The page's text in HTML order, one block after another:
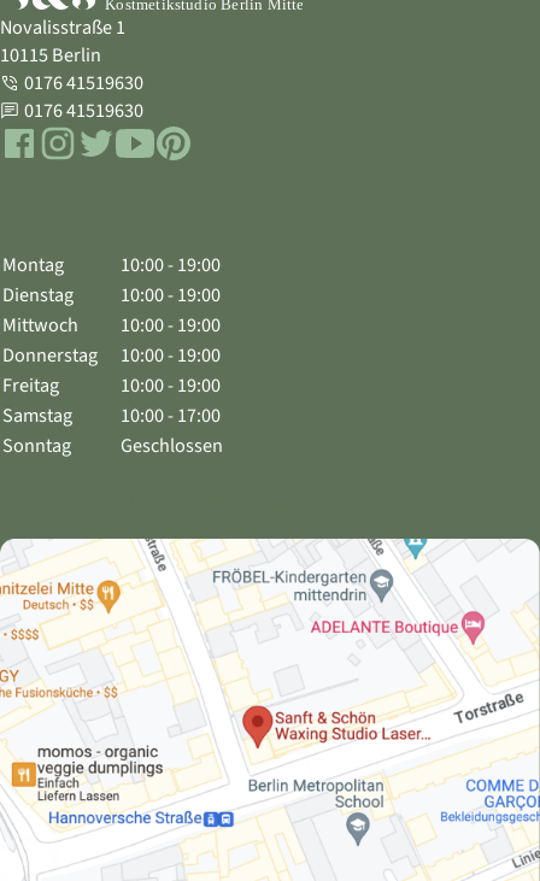
Novalisstraße 1
10115 Berlin
Telefon
0176 41519630
WhatsApp
0176 41519630
FacebookInstagram
TwitterYouTube
Montag
10:00 - 19:00
Dienstag
10:00 - 19:00
Mittwoch
10:00 - 19:00
Donnerstag
10:00 - 19:00
Freitag
10:00 - 19:00
Samstag
10:00 - 17:00
Sonntag
Geschlossen